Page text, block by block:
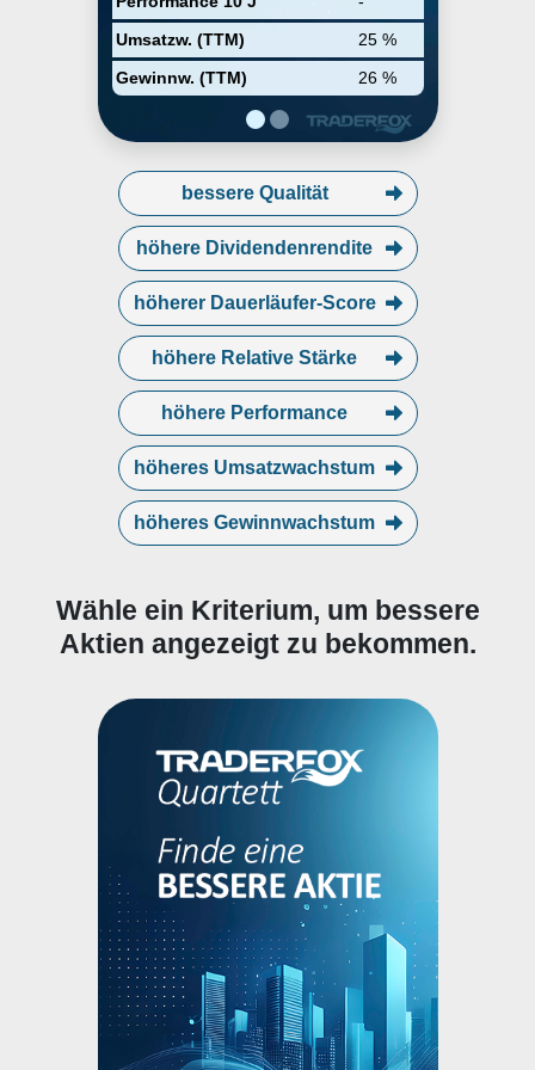
Umsatzw. (TTM)
25 %
Gewinnw. (TTM)
26 %
Troendle in 1992 and is
headquartered in Cincinnati, OH.
bessere Qualität
höhere Dividendenrendite
höherer Dauerläufer-Score
höhere Relative Stärke
höhere Performance
höheres Umsatzwachstum
höheres Gewinnwachstum
Wähle ein Kriterium, um bessere
Aktien angezeigt zu bekommen.